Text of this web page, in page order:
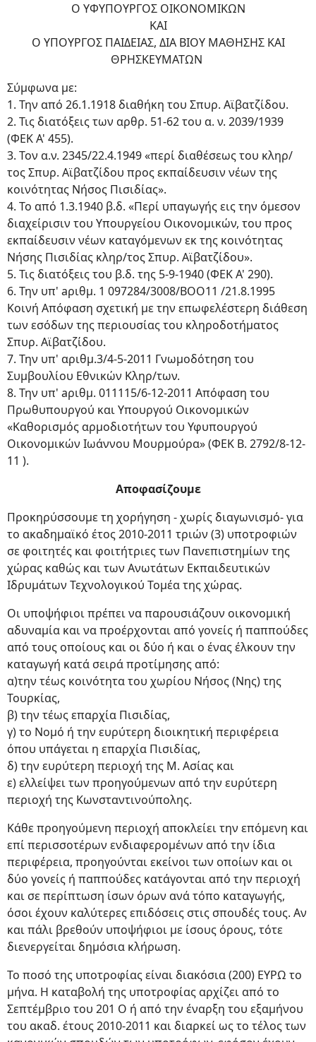
Ο ΥΦΥΠΟΥΡΓΟΣ ΟΙΚΟΝΟΜΙΚΩΝ
ΚΑΙ
Ο ΥΠΟΥΡΓΟΣ ΠΑΙΔΕΙΑΣ, ΔΙΑ BIOY ΜΑΘΗΣΗΣ ΚΑΙ
ΘΡΗΣΚΕΥΜΑΤΩΝ
Σύμφωνα με:
1. Την από 26.1.1918 διαθήκη του Σπυρ. Αϊβατζίδου.
2. Τις διατόξεις των αρθρ. 51-62 του α. ν. 2039/1939
(ΦΕΚ Α' 455).
3. Τον α.ν. 2345/22.4.1949 «περί διαθέσεως του κληρ/
τος Σπυρ. Αϊβατζίδου προς εκπαίδευσιν νέων της
κοινότητας Νήσος Πισιδίας».
4. Το από 1.3.1940 β.δ. «Περί υπαγωγής εις την όμεσον
διαχείρισιν του Υπουργείου Οικονομικών, του προς
εκπαίδευσιν νέων καταγόμενων εκ της κοινότητας
Νήσης Πισιδίας κληρ/τος Σπυρ. Αϊβατζίδου».
5. Τις διατόξεις του β.δ. της 5-9-1940 (ΦΕΚ Α' 290).
6. Την υπ' aριθμ. 1 097284/3008/ΒΟΟ11 /21.8.1995
Κοινή Απόφαση σχετική με την επωφελέστερη διάθεση
των εσόδων της περιουσίας του κληροδοτήματος
Σπυρ. Αϊβατζίδου.
7. Την υπ' αριθμ.3/4-5-2011 Γνωμοδότηση του
Συμβουλίου Εθνικών Κληρ/των.
8. Την υπ' aριθμ. 011115/6-12-2011 Απόφαση του
Πρωθυπουργού και Υπουργού Οικονομικών
«Καθορισμός αρμοδιοτήτων του Υφυπουργού
Οικονομικών Ιωάννου Μουρμούρα» (ΦΕΚ Β. 2792/8-12-
11 ).
Αποφασίζουμε
Προκηρύσσουμε τη χορήγηση - χωρίς διαγωνισμό- για
το ακαδημαϊκό έτος 2010-2011 τριών (3) υποτροφιών
σε φοιτητές και φοιτήτριες των Πανεπιστημίων της
χώρας καθώς και των Ανωτάτων Εκπαιδευτικών
Ιδρυμάτων Τεχνολογικού Τομέα της χώρας.
Οι υποψήφιοι πρέπει να παρουσιάζουν οικονομική
αδυναμία και να προέρχονται από γονείς ή παππούδες
από τους οποίους και οι δύο ή και ο ένας έλκουν την
καταγωγή κατά σειρά προτίμησης από:
α)την τέως κοινότητα του χωρίου Νήσος (Νης) της
Τουρκίας,
β) την τέως επαρχία Πισιδίας,
γ) το Νομό ή την ευρύτερη διοικητική περιφέρεια
όπου υπάγεται η επαρχία Πισιδίας,
δ) την ευρύτερη περιοχή της Μ. Ασίας και
ε) ελλείψει των προηγούμενων από την ευρύτερη
περιοχή της Κωνσταντινούπολης.
Κάθε προηγούμενη περιοχή αποκλείει την επόμενη και
επί περισσοτέρων ενδιαφερομένων από την ίδια
περιφέρεια, προηγούνται εκείνοι των οποίων και οι
δύο γονείς ή παππούδες κατάγονται από την περιοχή
και σε περίπτωση ίσων όρων ανά τόπο καταγωγής,
όσοι έχουν καλύτερες επιδόσεις στις σπουδές τους. Αν
και πάλι βρεθούν υποψήφιοι με ίσους όρους, τότε
διενεργείται δημόσια κλήρωση.
Το ποσό της υποτροφίας είναι διακόσια (200) ΕΥΡΩ το
μήνα. Η καταβολή της υποτροφίας αρχίζει από το
Σεπτέμβριο του 201 Ο ή από την έναρξη του εξαμήνου
του ακαδ. έτους 2010-2011 και διαρκεί ως το τέλος των